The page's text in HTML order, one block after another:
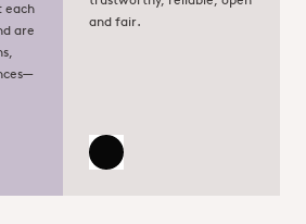
each
are
and fair.
Read more